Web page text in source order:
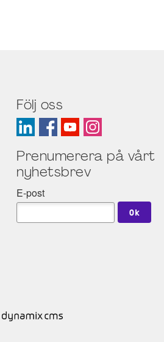
Följ oss
Prenumerera på vårt
nyhetsbrev
E-post